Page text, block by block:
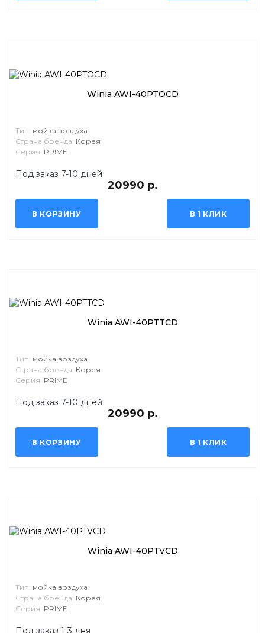
Winia AWI-40PTOCD
Тип: мойка воздуха
Страна бренда: Корея
Серия: PRIME
Под заказ 7-10 дней
20990 р.
В КОРЗИНУ В 1 КЛИК
Winia AWI-40PTTCD
Тип: мойка воздуха
Страна бренда: Корея
Серия: PRIME
Под заказ 7-10 дней
20990 р.
В КОРЗИНУ В 1 КЛИК
Winia AWI-40PTVCD
Тип: мойка воздуха
Страна бренда: Корея
Серия: PRIME
Под заказ 1-3 дня